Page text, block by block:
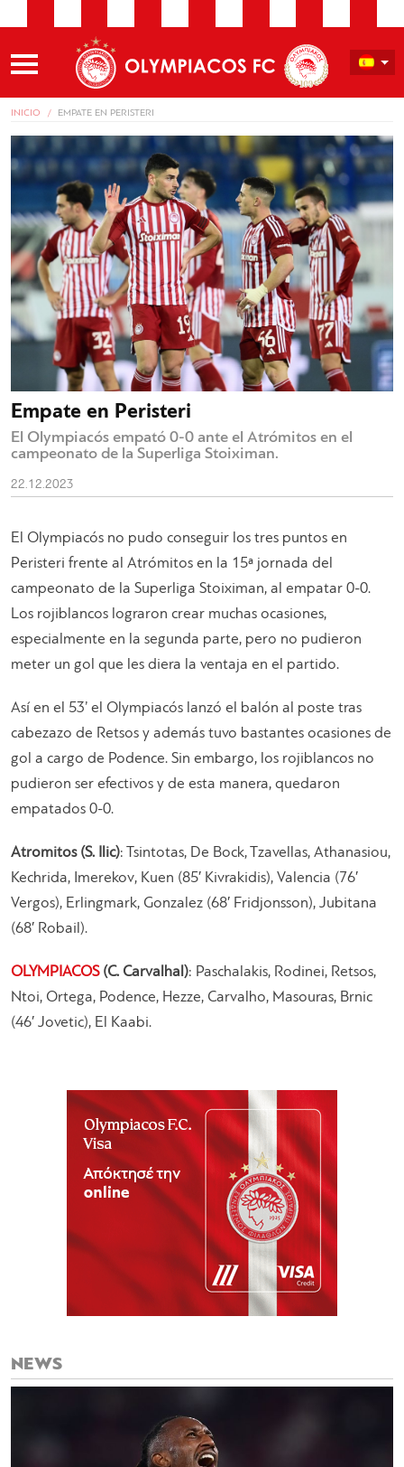
INICIO EMPATE EN PERISTERI
Empate en Peristeri
El Olympiacós empató 0-0 ante el Atrómitos en el
campeonato de la Superliga Stoiximan.
22.12.2023
El Olympiacós no pudo conseguir los tres puntos en
Peristeri frente al Atrómitos en la 15ª jornada del
campeonato de la Superliga Stoiximan, al empatar 0-0.
Los rojiblancos lograron crear muchas ocasiones,
especialmente en la segunda parte, pero no pudieron
meter un gol que les diera la ventaja en el partido.
Así en el 53’ el Olympiacós lanzó el balón al poste tras
cabezazo de Retsos y además tuvo bastantes ocasiones de
gol a cargo de Podence. Sin embargo, los rojiblancos no
pudieron ser efectivos y de esta manera, quedaron
empatados 0-0.
Atromitos (S. Ilic): Tsintotas, De Bock, Tzavellas, Athanasiou,
Kechrida, Imerekov, Kuen (85′ Kivrakidis), Valencia (76′
Vergos), Erlingmark, Gonzalez (68′ Fridjonsson), Jubitana
(68′ Robail).
OLYMPIACOS (C. Carvalhal): Paschalakis, Rodinei, Retsos,
Ntoi, Ortega, Podence, Hezze, Carvalho, Masouras, Brnic
(46′ Jovetic), El Kaabi.
NEWS